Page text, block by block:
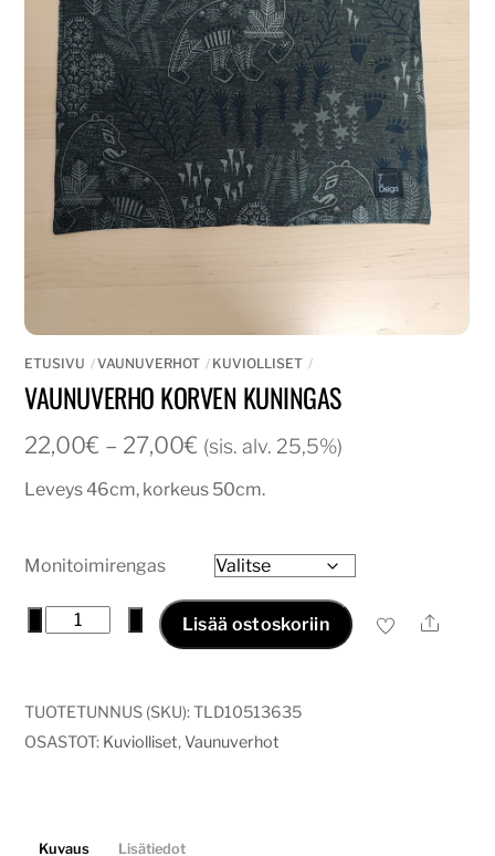
ETUSIVU VAUNUVERHOT KUVIOLLISET
VAUNUVERHO KORVEN KUNINGAS
22,00€ – 27,00€ Hintaluokka:
-
(sis. alv. 25,5%)
Leveys 46cm, korkeus 50cm.
Monitoimirengas
Vaunuverho
määrä
Lisää ostoskoriin Ale
TUOTETUNNUS (SKU):TLD10513635
OSASTOT: Kuviolliset,Vaunuverhot
Kuvaus Lisätiedot